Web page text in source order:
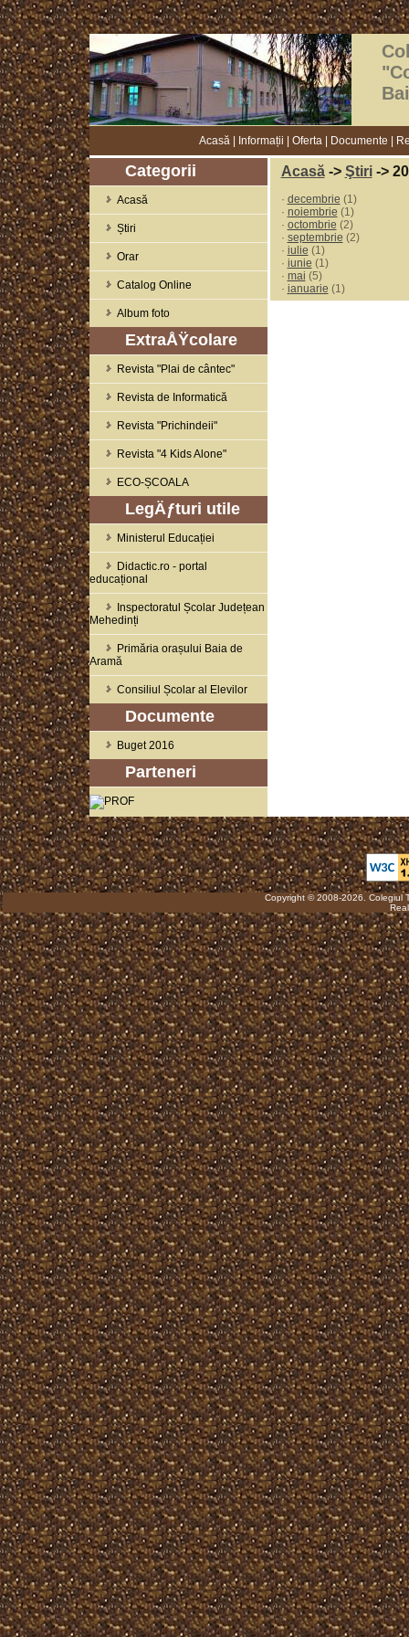
Acasă Informații Oferta Documente
Categorii
Acasă
Știri
Orar
Catalog Online
Album foto
ExtraÅŸcolare
Revista "Plai de cântec"
Revista de Informatică
Revista "Prichindeii"
Revista "4 Kids Alone"
ECO-ȘCOALA
LegÄƒturi utile
Ministerul Educației
Didactic.ro - portal
educațional
Inspectoratul Școlar Județean
Mehedinți
Primăria orașului Baia de
Aramă
Consiliul Școlar al Elevilor
Documente
Buget 2016
Parteneri
Acasă-> Ştiri->
· decembrie (1)
· noiembrie (1)
· octombrie (2)
· septembrie (2)
· iulie (1)
· iunie (1)
· mai (5)
· ianuarie (1)
Copyright © 2008-2026. Colegiul